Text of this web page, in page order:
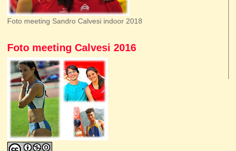
Foto meeting Sandro Calvesi indoor 2018
Foto meeting Calvesi 2016